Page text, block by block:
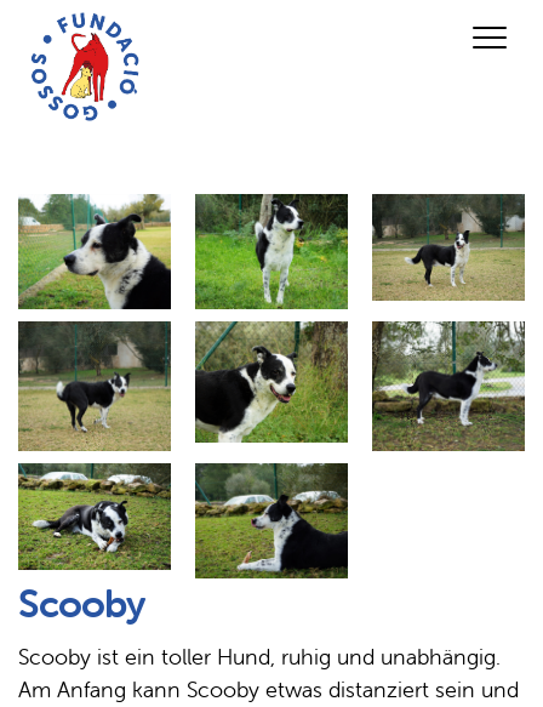
Scooby
Scooby ist ein toller Hund, ruhig und unabhängig.
Am Anfang kann Scooby etwas distanziert sein und